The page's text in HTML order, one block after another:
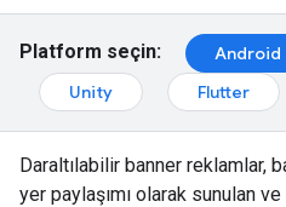
Platform seçin: Android
Unity
Flutter
Daraltılabilir banner reklamlar,
yer paylaşımı olarak sunulan